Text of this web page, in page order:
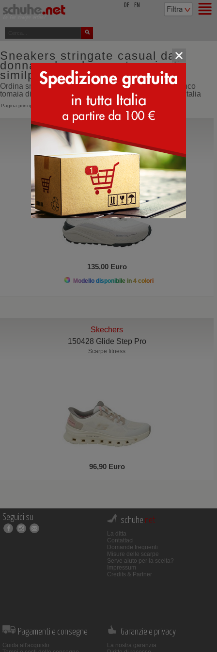
DE EN
Sneakers stringate casual da
donna colore bianco tomaia di
similpelle e cordura
Ordina sneakers stringate casual da donna colore bianco
tomaia di similpelle e cordura online direttamente dall'Italia
Pagina principale Sneakers>Stringate casual
Kaizen XL GTX Women
Scarpe da escursione
135,00 Euro
Modello disponibile in 4 colori
Skechers
150428 Glide Step Pro
Scarpe fitness
96,90 Euro
Seguici su schuhe.net
La ditta
Contattaci
Domande frequenti
Misure delle scarpe
Serve aiuto per la scelta?
Impressum
Credits & Partner
Pagamenti e consegne
Guida all'acquisto
Garanzie e privacy
La nostra garanzia